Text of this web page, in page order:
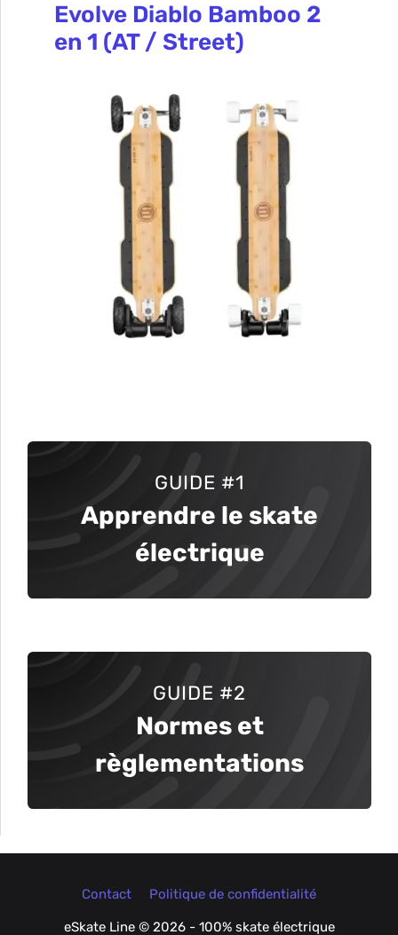
Evolve Diablo Bamboo 2
en 1 (AT / Street)
GUIDE #1
Apprendre le skate
électrique
GUIDE #2
Normes et
règlementations
Contact Politique de confidentialité
eSkate Line © 2026 - 100% skate électrique